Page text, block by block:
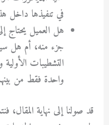
في تنفيذها داخل
هل العميل يحتاج
جزء منه، أم هل
التشطيبات
واحدة فقط من
قد صولنا إلى نهاية المقال،